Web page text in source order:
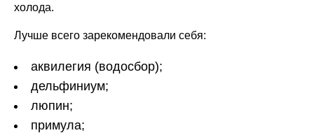
холода.
Лучше всего зарекомендовали себя:
аквилегия (водосбор);
дельфиниум;
люпин;
примула;